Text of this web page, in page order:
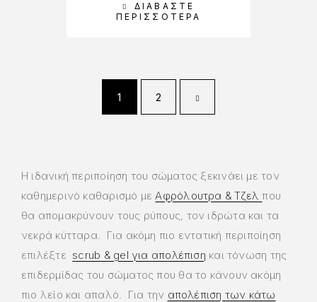
ΔΙΑΒΆΣΤΕ
ΠΕΡΙΣΣΌΤΕΡΑ
1 2
Η ιδανική περιποίηση του σώματος ξεκινάει με τον
καθημερινό καθαρισμό με Αφρόλουτρα & Τζελ που
θα απομακρύνουν τους ρύπους, τον ιδρώτα και τα
νεκρά κύτταρα. Για ακόμη πιο εντατική περιποίηση
επιλέξτε scrub & gel για απολέπιση και τόνωση της
επιδερμίδας του σώματος που θα το κάνουν ακόμη
πιο λείο και απαλό. Για την απολέπιση των κάτω